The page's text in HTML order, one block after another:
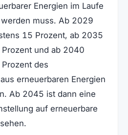
Energien im Laufe
muss. Ab 2029
15 Prozent, ab 2035
und ab 2040
des
erneuerbaren Energien
Ab 2045 ist dann eine
auf erneuerbare